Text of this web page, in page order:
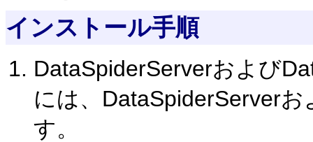
インストール手順
DataSpiderServerおよび
には、DataSpiderServer
す。